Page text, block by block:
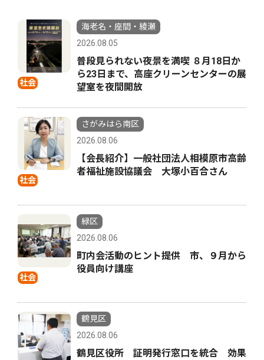
社会
海老名・座間・綾瀬
2026.08.05
普段見られない夜景を満喫 ８月18日か
ら23日まで、高座クリーンセンターの展
望室を夜間開放
社会
さがみはら南区
2026.08.06
【会長紹介】一般社団法人相模原市高齢
者福祉施設協議会 大塚小百合さん
社会
緑区
2026.08.06
町内会活動のヒント提供 市、９月から
役員向け講座
鶴見区
2026.08.06
鶴見区役所 証明発行窓口を統合 効果